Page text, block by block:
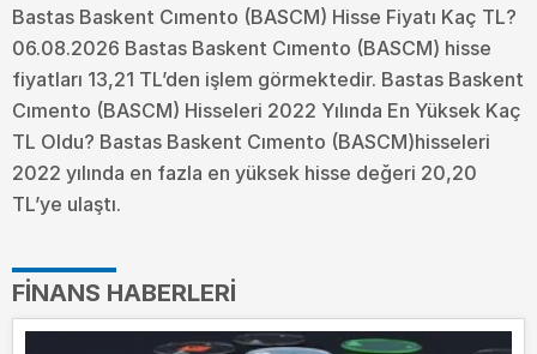
Bastas Baskent Cımento (BASCM) Hisse Fiyatı Kaç TL?
06.08.2026 Bastas Baskent Cımento (BASCM) hisse
fiyatları 13,21 TL’den işlem görmektedir. Bastas Baskent
Cımento (BASCM) Hisseleri 2022 Yılında En Yüksek Kaç
TL Oldu? Bastas Baskent Cımento (BASCM)hisseleri
2022 yılında en fazla en yüksek hisse değeri 20,20
TL’ye ulaştı.
FINANS HABERLERI